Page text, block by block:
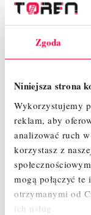
Zgoda
Niniejsza strona
Wykorzystujemy
reklam, aby
analizować ruch
korzystasz z
mogą połączyć
otrzymanymi od
ich usług.
Wsparcie
telefoniczne